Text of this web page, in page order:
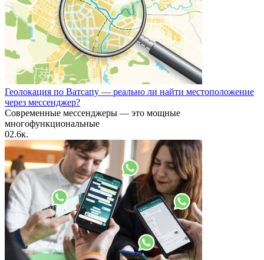
Геолокация по Ватсапу — реально ли найти местоположение
через мессенджер?
Современные мессенджеры — это мощные
многофункциональные
02.6к.